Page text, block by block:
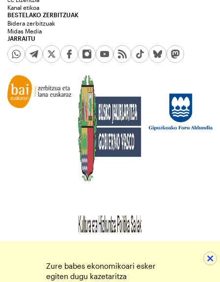
JARRAITU
Kanal etikoa
BESTELAKO ZERBITZUAK
Bidera zerbitzuak
Midas Media
Zure babes ekonomikoari esker
egiten dugu kazetaritza